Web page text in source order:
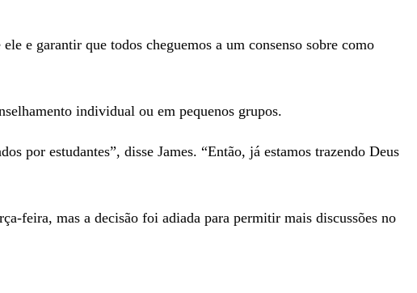
e garantir que todos cheguemos a um consenso sobre como
individual ou em pequenos grupos.
por estudantes”, disse James. “Então, já estamos trazendo Deus
feira, mas a decisão foi adiada para permitir mais discussões no